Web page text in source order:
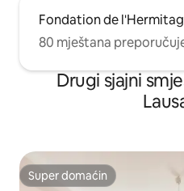
Fondation de
80 mještana
Drugi sjajni
Super domaćin
Super domaćin